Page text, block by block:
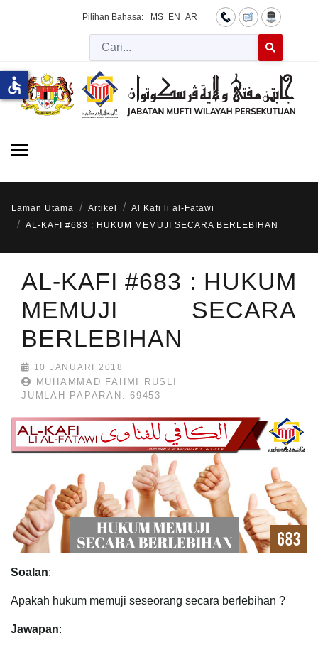
Pilihan Bahasa: MS EN AR
Cari
Laman Utama Artikel
Al Kafi li al-Fatawi
AL-KAFI #683 : HUKUM MEMUJI SECARA BERLEBIHAN
AL-KAFI #683 : HUKUM
MEMUJI SECARA
BERLEBIHAN
10 JANUARI 2018
MUHAMMAD FAHMI RUSLI
JUMLAH PAPARAN: 69453
Soalan:
Apakah hukum memuji seseorang secara berlebihan ?
Jawapan:
accessible